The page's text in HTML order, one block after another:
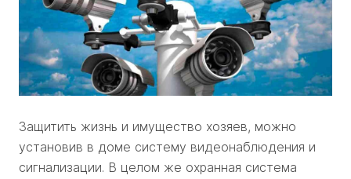
Защитить жизнь и имущество хозяев, можно
установив в доме систему видеонаблюдения и
сигнализации. В целом же охранная система